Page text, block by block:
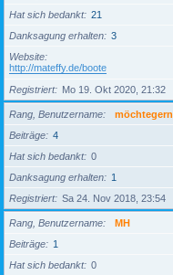
Hat sich bedankt
21
Danksagung erhalten
3
Website
http://mateffy.de/boote
Registriert
Mo 19. Okt 2020, 21:32
Rang, Benutzername
möchtegern
Beiträge
4
Hat sich bedankt
0
Danksagung erhalten
1
Registriert
Sa 24. Nov 2018, 23:54
Rang, Benutzername
MH
Beiträge
1
Hat sich bedankt
0